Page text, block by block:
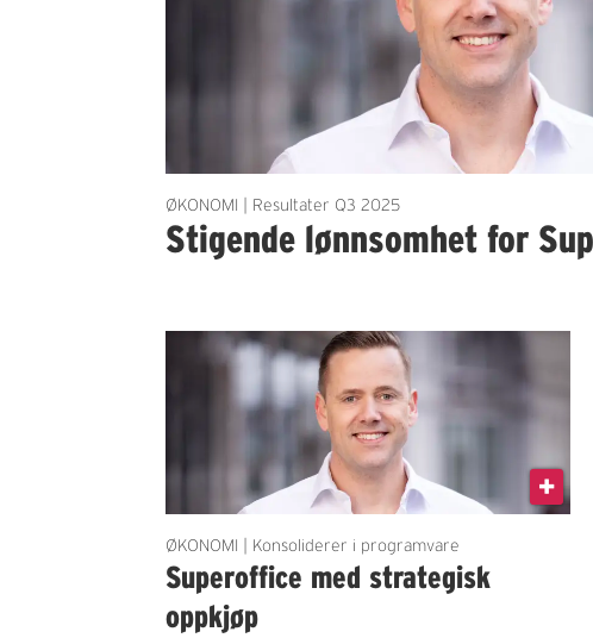
ØKONOMI | Resultater Q3 2025
Stigende lønnsomhet for
ØKONOMI | Konsoliderer i programvare
Superoffice med strategisk
oppkjøp